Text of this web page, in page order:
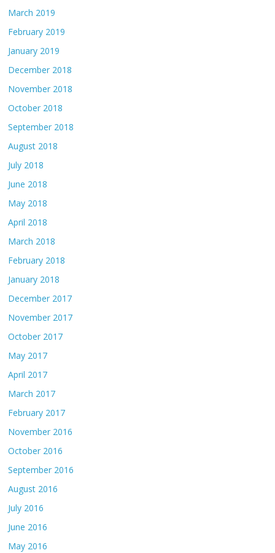
March 2019
February 2019
January 2019
December 2018
November 2018
October 2018
September 2018
August 2018
July 2018
June 2018
May 2018
April 2018
March 2018
February 2018
January 2018
December 2017
November 2017
October 2017
May 2017
April 2017
March 2017
February 2017
November 2016
October 2016
September 2016
August 2016
July 2016
June 2016
May 2016